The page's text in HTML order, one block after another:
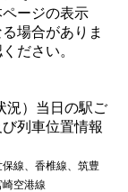
ージの表示
場合がありま
ださい。
況）当日の駅ご
列車位置情報
線、香椎線、筑豊
空港線